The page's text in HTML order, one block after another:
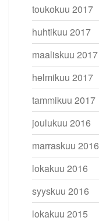
toukokuu 2017
huhtikuu 2017
maaliskuu 2017
helmikuu 2017
tammikuu 2017
joulukuu 2016
marraskuu 2016
lokakuu 2016
syyskuu 2016
lokakuu 2015